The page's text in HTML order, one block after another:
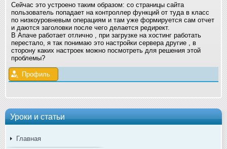
Уроки и статьи
Главная
Сейчас это устроено таким образом: со страницы сайта
пользователь попадает на контроллер функций от туда в класс
по низкоуровневым операциям и там уже формируется сам отчет
и даются заголовки после чего делается редирект.
В Апаче работает отлично , при загрузке на хостинг работать
перестало, я так понимаю это настройки сервера другие , в
сторону каких настроек можно посмотреть для решения этой
проблемы?
Профиль